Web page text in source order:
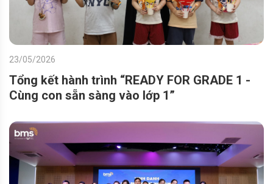
23/05/2026
Tổng kết hành trình “READY FOR GRADE 1 -
Cùng con sẵn sàng vào lớp 1”